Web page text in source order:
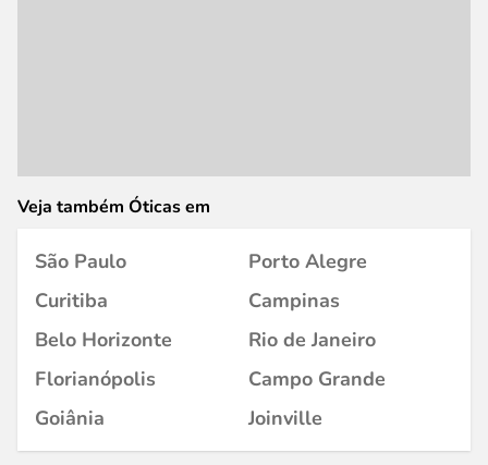
Veja também Óticas em
São Paulo
Porto Alegre
Curitiba
Campinas
Belo Horizonte
Rio de Janeiro
Florianópolis
Campo Grande
Goiânia
Joinville